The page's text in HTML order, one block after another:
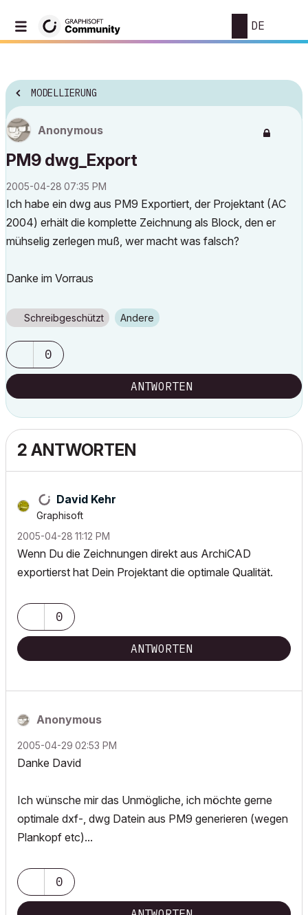
DE
MODELLIERUNG
Anonymous
PM9 dwg_Export
‎2005-04-28 07:35 PM
Ich habe ein dwg aus PM9 Exportiert, der Projektant (AC
2004) erhält die komplette Zeichnung als Block, den er
mühselig zerlegen muß, wer macht was falsch?
Danke im Vorraus
Schreibgeschützt Andere
0
ANTWORTEN
2 ANTWORTEN
David Kehr
Graphisoft
‎2005-04-28 11:12 PM
Wenn Du die Zeichnungen direkt aus ArchiCAD
exportierst hat Dein Projektant die optimale Qualität.
0
ANTWORTEN
Anonymous
‎2005-04-29 02:53 PM
Danke David
Ich wünsche mir das Unmögliche, ich möchte gerne
optimale dxf-, dwg Datein aus PM9 generieren (wegen
Plankopf etc)...
0